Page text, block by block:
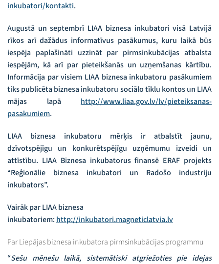
inkubatori/kontakti.
Augustā un septembrī LIAA biznesa inkubatori visā Latvijā
rīkos arī dažādus informatīvus pasākumus, kuru laikā būs
iespēja paplašināti uzzināt par pirmsinkubācijas atbalsta
iespējām, kā arī par pieteikšanās un uzņemšanas kārtību.
Informācija par visiem LIAA biznesa inkubatoru pasākumiem
tiks publicēta biznesa inkubatoru sociālo tīklu kontos un LIAA
mājas lapā http://www.liaa.gov.lv/lv/pieteiksanas-
pasakumiem.
LIAA biznesa inkubatoru mērķis ir atbalstīt jaunu,
dzīvotspējīgu un konkurētspējīgu uzņēmumu izveidi un
attīstību. LIAA Biznesa inkubatorus finansē ERAF projekts
“Reģionālie biznesa inkubatori un Radošo industriju
inkubators”.
Vairāk par LIAA biznesa
inkubatoriem: http://inkubatori.magneticlatvia.lv
Par Liepājas biznesa inkubatora pirmsinkubācijas programmu
“Sešu mēnešu laikā, sistemātiski atgriežoties pie idejas